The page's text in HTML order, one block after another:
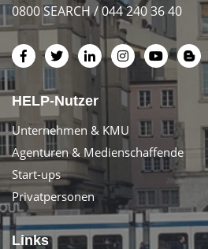
0800 SEARCH / 044 240 36 40
HELP-Nutzer
Unternehmen & KMU
Agenturen & Medienschaffende
Start-ups
Privatpersonen
Links